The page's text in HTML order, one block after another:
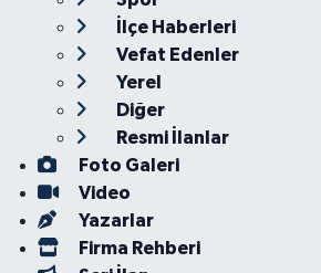
İlçe Haberleri
Vefat Edenler
Yerel
Diğer
Resmi İlanlar
Foto Galeri
Video
Yazarlar
Firma Rehberi